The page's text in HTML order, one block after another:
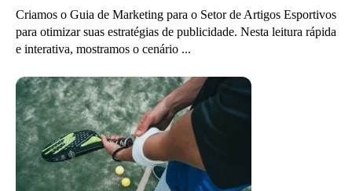
Criamos o Guia de Marketing para o Setor de Artigos Esportivos
para otimizar suas estratégias de publicidade. Nesta leitura rápida
e interativa, mostramos o cenário ...